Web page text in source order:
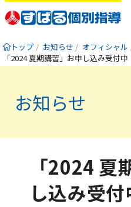
トップ お知らせ
オフィシャル
「2024 夏期講習」お申し込み受付中
お知らせ
「2024 夏
し込み受付